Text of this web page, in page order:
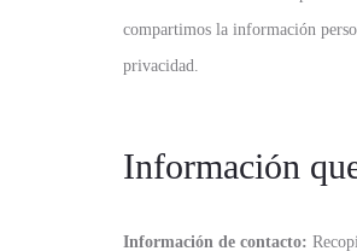
compartimos la información
privacidad.
Información
Información de contacto: